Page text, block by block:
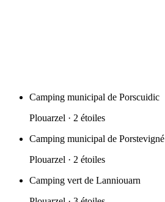
Camping municipal de Porscuidic
Plouarzel · 2 étoiles
Camping municipal de Porstevigné
Plouarzel · 2 étoiles
Camping vert de Lanniouarn